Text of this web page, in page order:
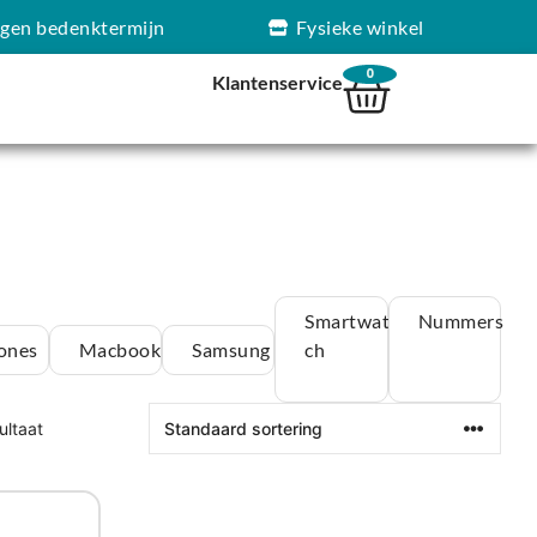
bedenktermijn Fysieke winkel
Klantenservice 0
Macbook Samsung
Smartwat
ch
Nummers